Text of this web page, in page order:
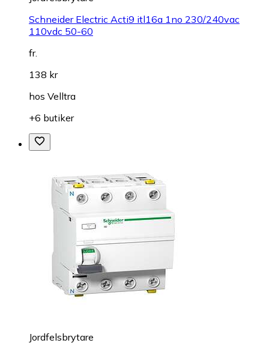
Schneider Electric Acti9 itl16a 1no 230/240vac
110vdc 50-60
fr.
138 kr
hos Velltra
+6 butiker
Jordfelsbrytare